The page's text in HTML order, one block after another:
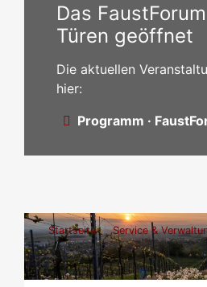
Das
Türen geöffnet
Die aktuellen
hier:
Programm ·
Startseite Service &
Leistungen